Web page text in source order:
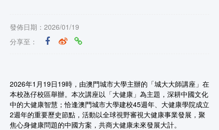
發佈日期：2026/01/19
分享至：
2026年1月19日19時，由澳門城市大學主辦的「城大大師講座」在
本校氹仔校區舉辦。本次講座以「大健康」為主題，深耕中國文化
中的大健康智慧；恰逢澳門城市大學建校45週年、大健康學院成立
2週年的重要歷史節點，活動以全球視野審視大健康事業發展，聚
焦心身健康問題的中國方案，共商大健康未來發展大計。